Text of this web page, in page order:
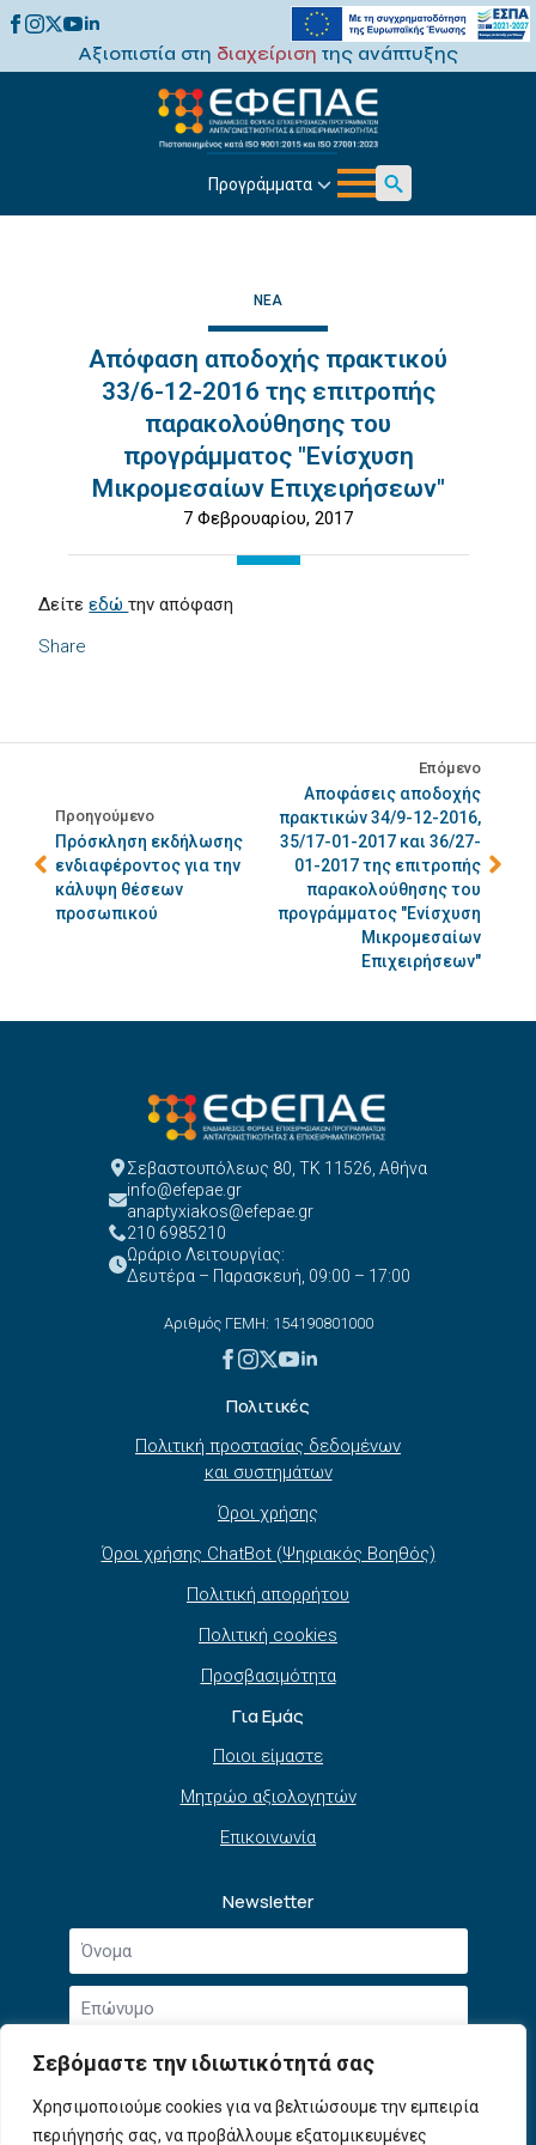
Σεβόμαστε την ιδιωτικότητά σας
Χρησιμοποιούμε cookies για να βελτιώσουμε την εμπειρία
περιήγησής σας, να προβάλλουμε εξατομικευμένες
Αξιοπιστία στη διαχείριση της ανάπτυξης
Προγράμματα
Search
ΝΈΑ
Απόφαση αποδοχής πρακτικού
33/6-12-2016 της επιτροπής
παρακολούθησης του
προγράμματος "Ενίσχυση
Μικρομεσαίων Επιχειρήσεων"
7 Φεβρουαρίου, 2017
Share
Δείτεεδώτην απόφαση
Προηγούμενο
Πρόσκληση εκδήλωσης
ενδιαφέροντος για την
κάλυψη θέσεων
προσωπικού
Επόμενο
Αποφάσεις αποδοχής
πρακτικών 34/9-12-2016,
35/17-01-2017 και 36/27-
01-2017 της επιτροπής
παρακολούθησης του
προγράμματος "Ενίσχυση
Μικρομεσαίων
Επιχειρήσεων"
Σεβαστουπόλεως 80, ΤΚ 11526, Αθήνα
info@efepae.gr
anaptyxiakos@efepae.gr
210 6985210
Ωράριο Λειτουργίας:
Δευτέρα – Παρασκευή, 09:00 – 17:00
Αριθμός ΓΕΜΗ: 154190801000
Πολιτικές
Πολιτική προστασίας δεδομένων
και συστημάτων
Όροι χρήσης
Όροι χρήσης ChatBot (Ψηφιακός Βοηθός)
Πολιτική απορρήτου
Πολιτική cookies
Προσβασιμότητα
Για Εμάς
Ποιοι είμαστε
Μητρώο αξιολογητών
Επικοινωνία
Newsletter
Όνομα
Επώνυμο
Email
*
Αποδοχή
όρων
Συμφωνώ με την Πολιτική Απορρήτουκαι τους
Όρους Χρήσης.